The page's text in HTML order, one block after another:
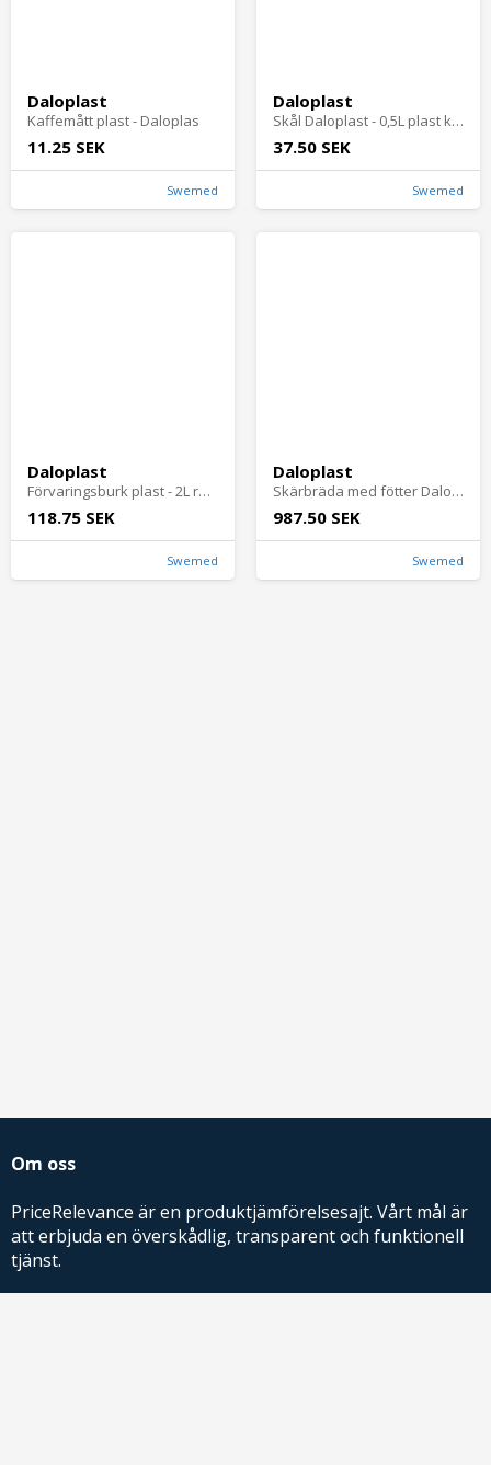
Daloplast
Kaffemått plast - Daloplas
11.25 SEK
Swemed
Daloplast
Skål Daloplast - 0,5L plast klar
37.50 SEK
Swemed
Daloplast
Förvaringsburk plast - 2L rund m lock Daloplast
118.75 SEK
Swemed
Daloplast
Skärbräda med fötter Daloplast - 45x25x2cm pol
987.50 SEK
Swemed
Om oss
PriceRelevance är en produktjämförelsesajt. Vårt mål är
att erbjuda en överskådlig, transparent och funktionell
tjänst.
PriceRelevance ägs och drivs av AdRelevance Sverige AB.